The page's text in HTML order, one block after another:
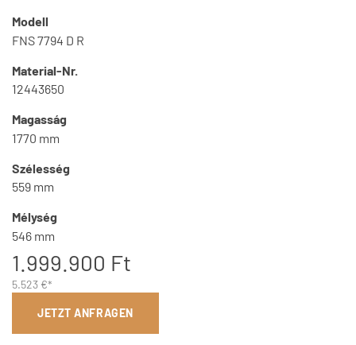
Modell
FNS 7794 D R
Material-Nr.
12443650
Magasság
1770 mm
Szélesség
559 mm
Mélység
546 mm
1.999.900 Ft
5.523 €*
JETZT ANFRAGEN